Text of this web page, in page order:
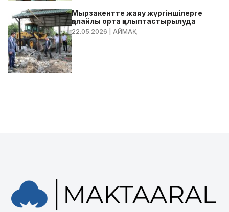
Мырзакентте жаяу жүргіншілерге
қолайлы орта қалыптастырылуда
22.05.2026 | АЙМАҚ